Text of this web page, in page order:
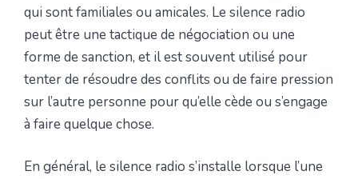
qui sont familiales ou amicales. Le silence radio
peut être une tactique de négociation ou une
forme de sanction, et il est souvent utilisé pour
tenter de résoudre des conflits ou de faire pression
sur l’autre personne pour qu’elle cède ou s’engage
à faire quelque chose.
En général, le silence radio s’installe lorsque l’une